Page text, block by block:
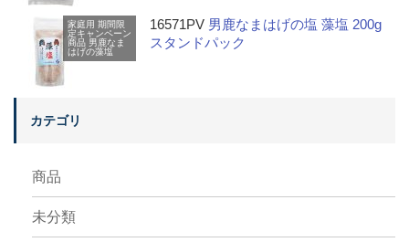
家庭用 期間限
定キャンペーン
商品 男鹿なま
はげの藻塩
16571PV 男鹿なまはげの塩 藻塩 200g
スタンドパック
カテゴリ
商品
未分類